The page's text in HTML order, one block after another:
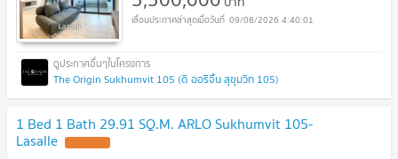
09/08/2026 4:40:01
The Origin Sukhumvit 105 (ดิ ออริจิ้น สุขุมวิท 105)
1 Bed 1 Bath 29.91 SQ.M. ARLO Sukhumvit 105-
Lasalle